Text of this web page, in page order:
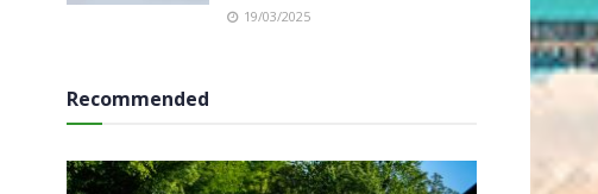
19/03/2025
Recommended